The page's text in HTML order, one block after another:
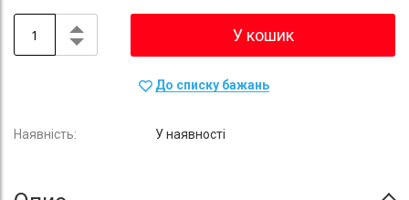
У кошик
До списку бажань
У наявності